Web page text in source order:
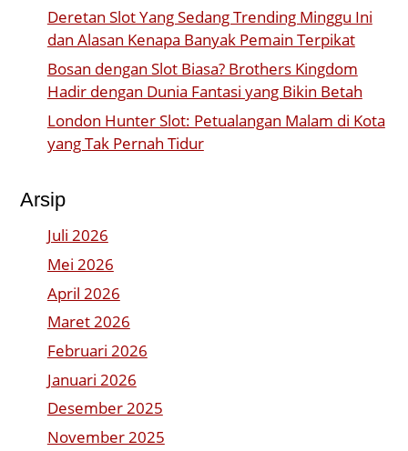
Deretan Slot Yang Sedang Trending Minggu Ini
dan Alasan Kenapa Banyak Pemain Terpikat
Bosan dengan Slot Biasa? Brothers Kingdom
Hadir dengan Dunia Fantasi yang Bikin Betah
London Hunter Slot: Petualangan Malam di Kota
yang Tak Pernah Tidur
Arsip
Juli 2026
Mei 2026
April 2026
Maret 2026
Februari 2026
Januari 2026
Desember 2025
November 2025